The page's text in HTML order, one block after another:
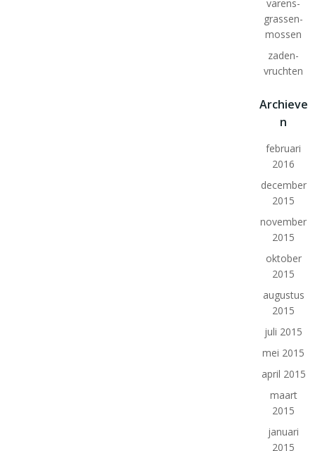
varens-
grassen-
mossen
zaden-
vruchten
Archieve
n
februari
2016
december
2015
november
2015
oktober
2015
augustus
2015
juli 2015
mei 2015
april 2015
maart
2015
januari
2015